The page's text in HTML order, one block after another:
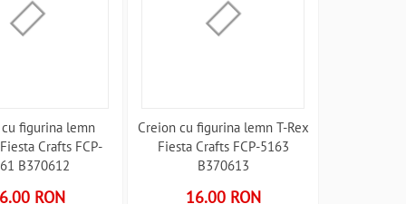
figurina lemn
Crafts FCP-
B370612
RON
Creion cu figurina lemn T-Rex
Fiesta Crafts FCP-5163
B370613
16.00 RON